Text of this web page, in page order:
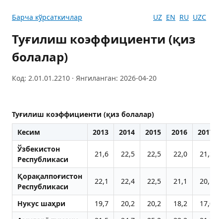
Барча кўрсаткичлар UZ EN RU UZC
Туғилиш коэффициенти (қиз
болалар)
Код: 2.01.01.2210 · Янгиланган: 2026-04-20
Туғилиш коэффициенти (қиз болалар)
Кесим
2013 2014 2015 2016
2017
Ўзбекистон
Республикаси
21,6 22,5 22,5 22,0 21,3
Қорақалпоғистон
Республикаси
22,1 22,4 22,5 21,1 20,1
Нукус шаҳри 19,7 20,2 20,2 18,2
17,0